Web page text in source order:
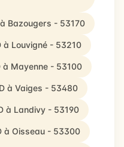
Bazougers - 53170
à Louvigné - 53210
à Mayenne - 53100
à Vaiges - 53480
à Landivy - 53190
à Oisseau - 53300